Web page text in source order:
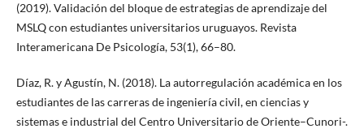
(2019). Validación del bloque de estrategias de aprendizaje del
MSLQ con estudiantes universitarios uruguayos. Revista
Interamericana De Psicología, 53(1), 66–80.
Díaz, R. y Agustín, N. (2018). La autorregulación académica en los
estudiantes de las carreras de ingeniería civil, en ciencias y
sistemas e industrial del Centro Universitario de Oriente–Cunori-.